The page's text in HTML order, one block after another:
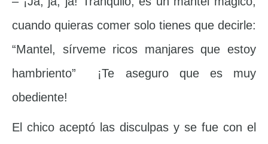
cuando quieras comer solo tienes que decirle:
“Mantel, sírveme ricos manjares que estoy
hambriento” ¡Te aseguro que es muy
obediente!
El chico aceptó las disculpas y se fue con el